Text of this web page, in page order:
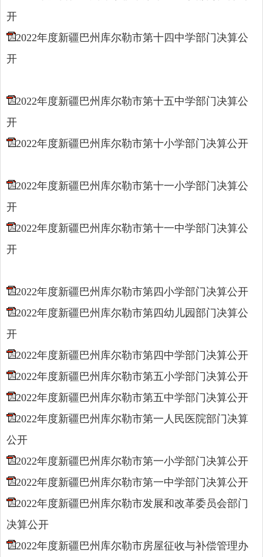
开
2022年度新疆巴州库尔勒市第十四中学部门决算公
开
2022年度新疆巴州库尔勒市第十五中学部门决算公
开
2022年度新疆巴州库尔勒市第十小学部门决算公开
2022年度新疆巴州库尔勒市第十一小学部门决算公
开
2022年度新疆巴州库尔勒市第十一中学部门决算公
开
2022年度新疆巴州库尔勒市第四小学部门决算公开
2022年度新疆巴州库尔勒市第四幼儿园部门决算公
开
2022年度新疆巴州库尔勒市第四中学部门决算公开
2022年度新疆巴州库尔勒市第五小学部门决算公开
2022年度新疆巴州库尔勒市第五中学部门决算公开
2022年度新疆巴州库尔勒市第一人民医院部门决算
公开
2022年度新疆巴州库尔勒市第一小学部门决算公开
2022年度新疆巴州库尔勒市第一中学部门决算公开
2022年度新疆巴州库尔勒市发展和改革委员会部门
决算公开
2022年度新疆巴州库尔勒市房屋征收与补偿管理办